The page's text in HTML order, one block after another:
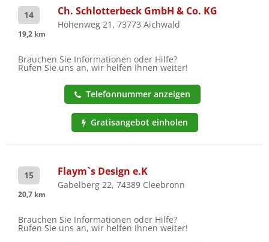
14
19,2 km
Ch. Schlotterbeck GmbH & Co. KG
Höhenweg 21, 73773 Aichwald
Brauchen Sie Informationen oder Hilfe?
Rufen Sie uns an, wir helfen Ihnen weiter!
Telefonnummer anzeigen
Gratisangebot einholen
15
20,7 km
Flaym`s Design e.K
Gabelberg 22, 74389 Cleebronn
Brauchen Sie Informationen oder Hilfe?
Rufen Sie uns an, wir helfen Ihnen weiter!